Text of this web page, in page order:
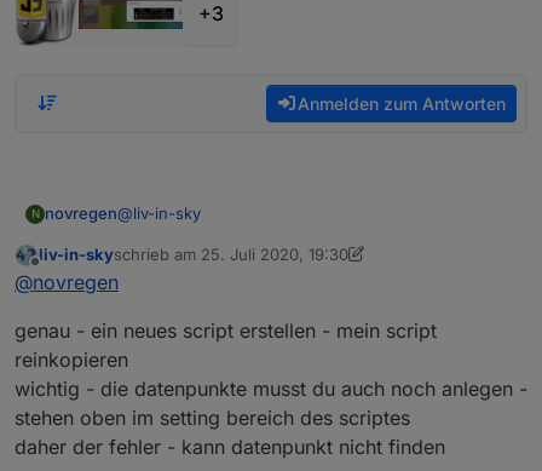
+3
Anmelden zum Antworten
N novregen@liv-in-sky
Das ist wahrscheinlich noch ein bißchen zu hoch für
mich.
dein Script einfügen, und dann eine HTML Tabelle
einfügen mit
dann soll es angezeigt werden ?
Bei mir in den logs kommt
"0_userdata.0.Tabellen.TrashScheduleTermine" not
found
liv-in-skyschrieb am 25. Juli 2020, 19:30
zuletzt editiert von liv-in-sky
@novregen
genau - ein neues script erstellen - mein script
reinkopieren
wichtig - die datenpunkte musst du auch noch anlegen -
stehen oben im setting bereich des scriptes
daher der fehler - kann datenpunkt nicht finden